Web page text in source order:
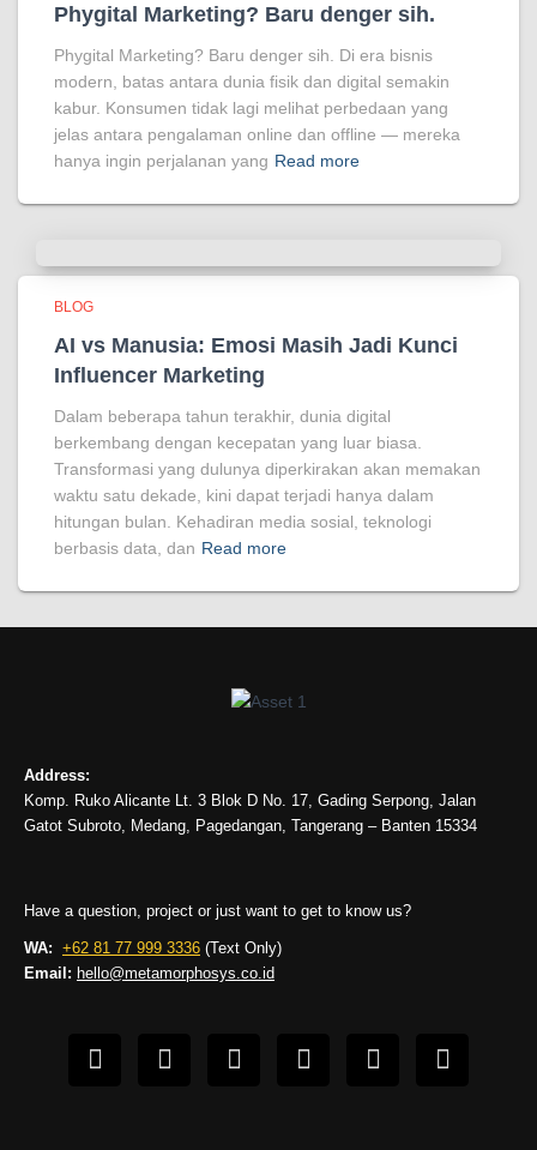
Phygital Marketing? Baru denger sih.
Phygital Marketing? Baru denger sih. Di era bisnis
modern, batas antara dunia fisik dan digital semakin
kabur. Konsumen tidak lagi melihat perbedaan yang
jelas antara pengalaman online dan offline — mereka
hanya ingin perjalanan yang Read more
BLOG
AI vs Manusia: Emosi Masih Jadi Kunci
Influencer Marketing
Dalam beberapa tahun terakhir, dunia digital
berkembang dengan kecepatan yang luar biasa.
Transformasi yang dulunya diperkirakan akan memakan
waktu satu dekade, kini dapat terjadi hanya dalam
hitungan bulan. Kehadiran media sosial, teknologi
berbasis data, dan Read more
Address:
Komp. Ruko Alicante Lt. 3 Blok D No. 17, Gading Serpong, Jalan
Gatot Subroto, Medang, Pagedangan, Tangerang – Banten 15334
Have a question, project or just want to get to know us?
WA: +62 81 77 999 3336 (Text Only)
Email: hello@metamorphosys.co.id